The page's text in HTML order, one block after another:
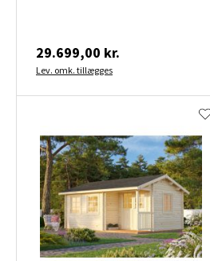
29.699,00 kr.
Lev. omk. tillægges